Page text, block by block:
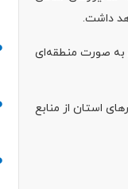
به صورت منطقه‌ای
شالیزار‌های استان از منابع